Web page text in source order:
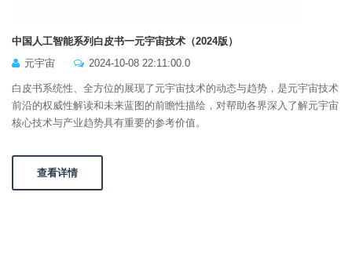
中国人工智能系列白皮书一元宇宙技术（2024版）
元宇宙
2024-10-08 22:11:00.0
白皮书系统性、全方位的展现了元宇宙技术的动态与趋势，是元宇宙技术
前沿的权威性解读和未来蓝图的前瞻性描绘，对帮助各界深入了解元宇宙
核心技术与产业趋势具有重要的参考价值。
查看详情